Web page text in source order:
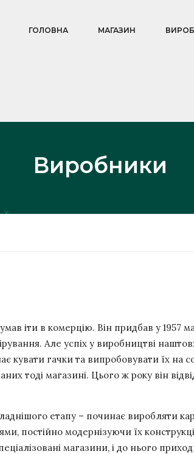
ГОЛОВНА МАГАЗИН
Виробники
іти в комерцію. Він придбав у 1957
Але успіх у виробництві
кувати гачки та випробовувати їх на
тоді магазині. Цього ж року він
етапу – починає виробляти
постійно модернізуючи їх
магазини, і до нього